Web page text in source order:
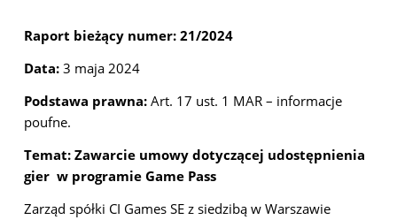
Raport bieżący numer: 21/2024
Data:3 maja 2024
Podstawa prawna:Art. 17 ust. 1 MAR – informacje
poufne.
Temat: Zawarcie umowy dotyczącej udostępnienia
gier w programie Game Pass
Zarząd spółki CI Games SE z siedzibą w Warszawie